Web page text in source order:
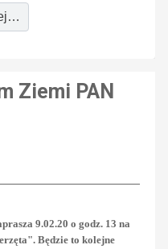
Ziemi PAN
9.02.20 o godz. 13 na
Będzie to kolejne